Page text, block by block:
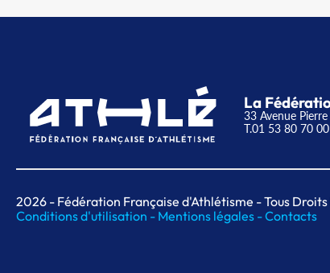
La
33 Avenue
T.01 53 80 70 00
2026 - Fédération Française d'Athlétisme - Tous Droits
Conditions d'utilisation - Mentions légales -Contacts